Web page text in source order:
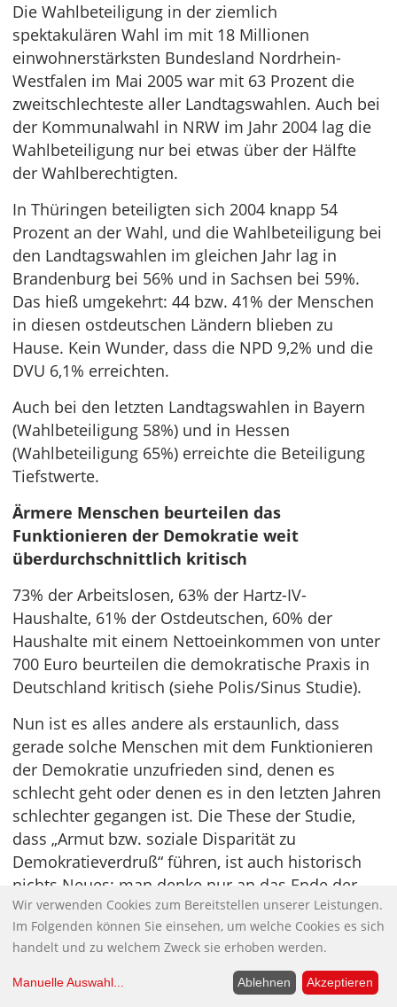
Die Wahlbeteiligung in der ziemlich
spektakulären Wahl im mit 18 Millionen
einwohnerstärksten Bundesland Nordrhein-
Westfalen im Mai 2005 war mit 63 Prozent die
zweitschlechteste aller Landtagswahlen. Auch bei
der Kommunalwahl in NRW im Jahr 2004 lag die
Wahlbeteiligung nur bei etwas über der Hälfte
der Wahlberechtigten.
In Thüringen beteiligten sich 2004 knapp 54
Prozent an der Wahl, und die Wahlbeteiligung bei
den Landtagswahlen im gleichen Jahr lag in
Brandenburg bei 56% und in Sachsen bei 59%.
Das hieß umgekehrt: 44 bzw. 41% der Menschen
in diesen ostdeutschen Ländern blieben zu
Hause. Kein Wunder, dass die NPD 9,2% und die
DVU 6,1% erreichten.
Auch bei den letzten Landtagswahlen in Bayern
(Wahlbeteiligung 58%) und in Hessen
(Wahlbeteiligung 65%) erreichte die Beteiligung
Tiefstwerte.
Ärmere Menschen beurteilen das
Funktionieren der Demokratie weit
überdurchschnittlich kritisch
73% der Arbeitslosen, 63% der Hartz-IV-
Haushalte, 61% der Ostdeutschen, 60% der
Haushalte mit einem Nettoeinkommen von unter
700 Euro beurteilen die demokratische Praxis in
Deutschland kritisch (siehe Polis/Sinus Studie).
Nun ist es alles andere als erstaunlich, dass
gerade solche Menschen mit dem Funktionieren
der Demokratie unzufrieden sind, denen es
schlecht geht oder denen es in den letzten Jahren
schlechter gegangen ist. Die These der Studie,
dass „Armut bzw. soziale Disparität zu
Demokratieverdruß“ führen, ist auch historisch
nichts Neues; man denke nur an das Ende der
Weimarer Republik.
Unzufriedenheit mit der demokratischen
Praxis nicht mit Verdruß über die Demokratie
als Staatsform verwechseln
Wir verwenden Cookies zum Bereitstellen unserer Leistungen.
Im Folgenden können Sie einsehen, um welche Cookies es sich
handelt und zu welchem Zweck sie erhoben werden.
Manuelle Auswahl... Ablehnen Akzeptieren